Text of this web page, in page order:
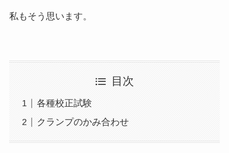
私もそう思います。
目次
各種校正試験
クランプのかみ合わせ